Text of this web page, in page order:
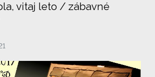
vitaj leto / zábavné